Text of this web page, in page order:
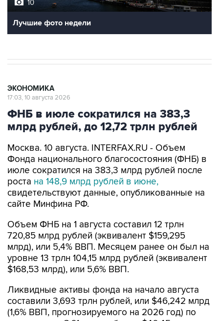
Лучшие фото недели
ФНБ в июле сократился на 383,3
млрд рублей, до 12,72 трлн рублей
Москва. 10 августа. INTERFAX.RU - Объем
июле сократился на 383,3 млрд рублей после
ростана 148,9 млрд рублей в июне,
свидетельствуют данные, опубликованные на
сайте Минфина РФ.
Объем ФНБ на 1 августа составил 12 трлн
млрд), или 5,4% ВВП. Месяцем ранее он был на
уровне 13 трлн 104,15 млрд рублей (эквивалент
$168,53 млрд), или 5,6% ВВП.
Ликвидные активы фонда на начало августа
(1,6% ВВП, прогнозируемого на 2026 год) по
сравнению с 3,61 трлн руб., или $46,45 млрд
(1,5% ВВП) месяцем ранее.